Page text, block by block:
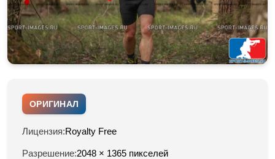
ОРИГИНАЛ
Лицензия:Royalty Free
Разрешение:2048 × 1365 пикселей